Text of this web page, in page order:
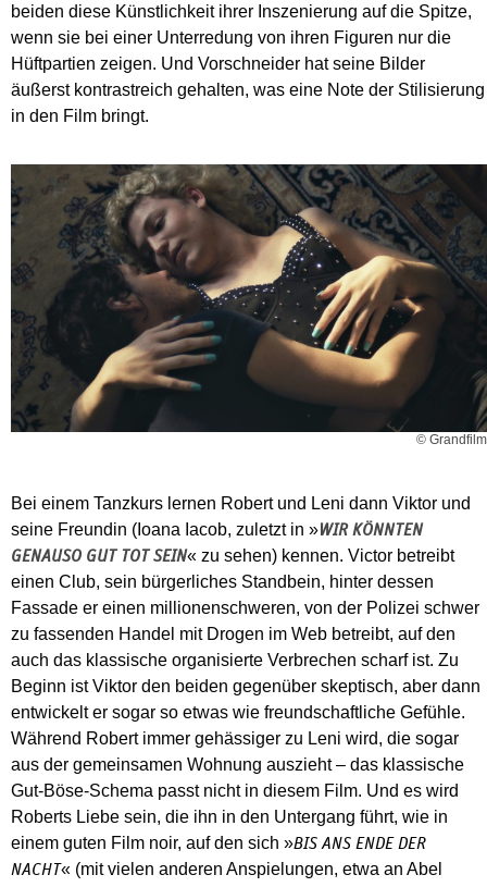
beiden diese Künstlichkeit ihrer Inszenierung auf die Spitze,
wenn sie bei einer Unterredung von ihren Figuren nur die
Hüftpartien zeigen. Und Vorschneider hat seine Bilder
äußerst kontrastreich gehalten, was eine Note der Stilisierung
in den Film bringt.
© Grandfilm
Bei einem Tanzkurs lernen Robert und Leni dann Viktor und
seine Freundin (Ioana Iacob, zuletzt in » WIR KÖNNTEN
GENAUSO GUT TOT SEIN« zu sehen) kennen. Victor betreibt
einen Club, sein bürgerliches Standbein, hinter dessen
Fassade er einen millionenschweren, von der Polizei schwer
zu fassenden Handel mit Drogen im Web betreibt, auf den
auch das klassische organisierte Verbrechen scharf ist. Zu
Beginn ist Viktor den beiden gegenüber skeptisch, aber dann
entwickelt er sogar so etwas wie freundschaftliche Gefühle.
Während Robert immer gehässiger zu Leni wird, die sogar
aus der gemeinsamen Wohnung auszieht – das klassische
Gut-Böse-Schema passt nicht in diesem Film. Und es wird
Roberts Liebe sein, die ihn in den Untergang führt, wie in
einem guten Film noir, auf den sich »BIS ANS ENDE DER
NACHT« (mit vielen anderen Anspielungen, etwa an Abel